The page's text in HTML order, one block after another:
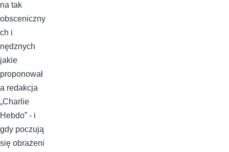
na tak
obsceniczny
ch i
nędznych
jakie
proponował
a redakcja
„Charlie
Hebdo” - i
gdy poczują
się obrażeni